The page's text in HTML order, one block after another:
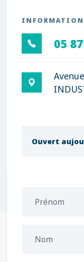
05
Ouvert
Prénom
Nom